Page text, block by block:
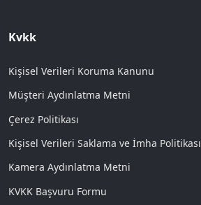
Kvkk
Kişisel Verileri Koruma Kanunu
Müşteri Aydınlatma Metni
Çerez Politikası
Kişisel Verileri Saklama ve İmha Politikası
Kamera Aydınlatma Metni
KVKK Başvuru Formu